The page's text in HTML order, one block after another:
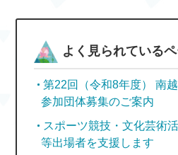
よく見られている
第22回（令和8年度） 南
参加団体募集のご案内
スポーツ競技・文化芸術
等出場者を支援します